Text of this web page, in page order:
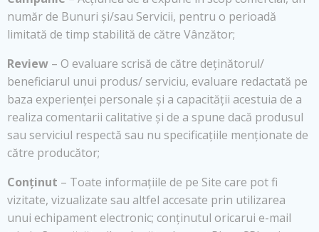
număr de Bunuri și/sau Servicii, pentru o perioadă
limitată de timp stabilită de către Vânzător;
Review – O evaluare scrisă de către deținătorul/
beneficiarul unui produs/ serviciu, evaluare redactată pe
baza experienței personale și a capacității acestuia de a
realiza comentarii calitative și de a spune dacă produsul
sau serviciul respectă sau nu specificațiile menționate de
către producător;
Conținut – Toate informațiile de pe Site care pot fi
vizitate, vizualizate sau altfel accesate prin utilizarea
unui echipament electronic; conținutul oricarui e-mail